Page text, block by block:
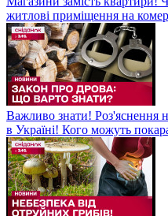
житлові приміщення на
Важливо знати! Роз'яснення
в Україні! Кого можуть